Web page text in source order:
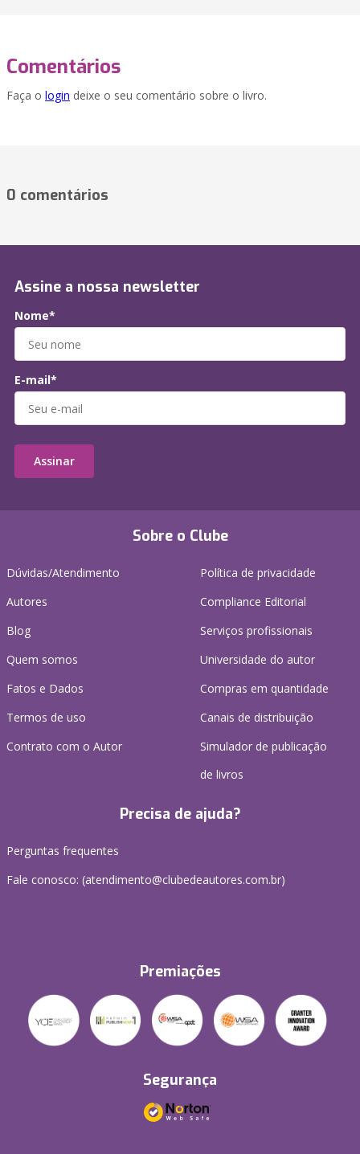
Comentários
Faça o login deixe o seu comentário sobre o livro.
0 comentários
Sobre o Clube
Dúvidas/Atendimento
Autores
Blog
Quem somos
Fatos e Dados
Termos de uso
Contrato com o Autor
Política de privacidade
Compliance Editorial
Serviços profissionais
Universidade do autor
Compras em quantidade
Canais de distribuição
Simulador de publicação
de livros
Precisa de ajuda?
Perguntas frequentes
Fale conosco: (atendimento@clubedeautores.com.br)
Premiações
Segurança
Assine a nossa newsletter
Nome*
E-mail*
Assinar